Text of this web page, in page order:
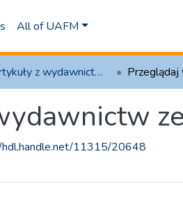
All of UAFM
1.2 Artykuły z wydawnictw zewnętrznych Przeglądaj
11315/20648